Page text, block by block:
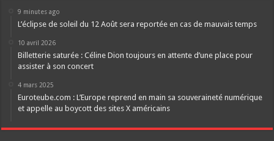
9 minutes ago
L’éclipse de soleil du 12 Août sera reportée en cas de mauvais temps
10 avril 2026
Billetterie saturée : Céline Dion toujours en attente d’une place pour
assister à son concert
4 mars 2025
Euroteube.com : L’Europe reprend en main sa souveraineté numérique
et appelle au boycott des sites X américains